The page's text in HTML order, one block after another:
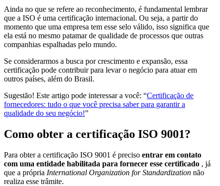
Ainda no que se refere ao reconhecimento, é fundamental lembrar
que a ISO é uma certificação internacional. Ou seja, a partir do
momento que uma empresa tem esse selo válido, isso significa que
ela está no mesmo patamar de qualidade de processos que outras
companhias espalhadas pelo mundo.
Se considerarmos a busca por crescimento e expansão, essa
certificação pode contribuir para levar o negócio para atuar em
outros países, além do Brasil.
Sugestão! Este artigo pode interessar a você: “Certificação de
fornecedores: tudo o que você precisa saber para garantir a
qualidade do seu negócio!”
Como obter a certificação ISO 9001?
Para obter a certificação ISO 9001 é preciso entrar em contato
com uma entidade habilitada para fornecer esse certificado , já
que a própria International Organization for Standardization não
realiza esse trâmite.